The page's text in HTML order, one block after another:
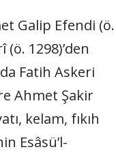
Galip Efendi (ö.
1298)’den
Fatih Askeri
Ahmet Şakir
kelam, fıkıh
Esâsü’l-